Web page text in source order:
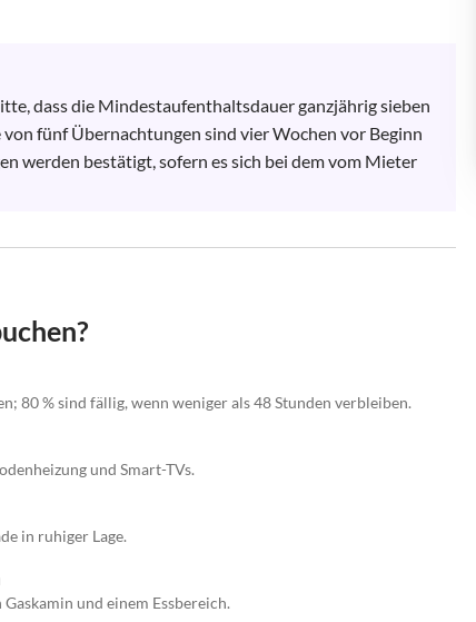
dass die Mindestaufenthaltsdauer ganzjährig sieben
fünf Übernachtungen sind vier Wochen vor Beginn
werden bestätigt, sofern es sich bei dem vom Mieter
80 % sind fällig, wenn weniger als 48 Stunden verbleiben.
und Smart-TVs.
in ruhiger Lage.
und einem Essbereich.